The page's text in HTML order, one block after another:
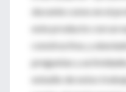
docente como en el
este producto con un
constructiva, y
preguntas y
estudio de estos